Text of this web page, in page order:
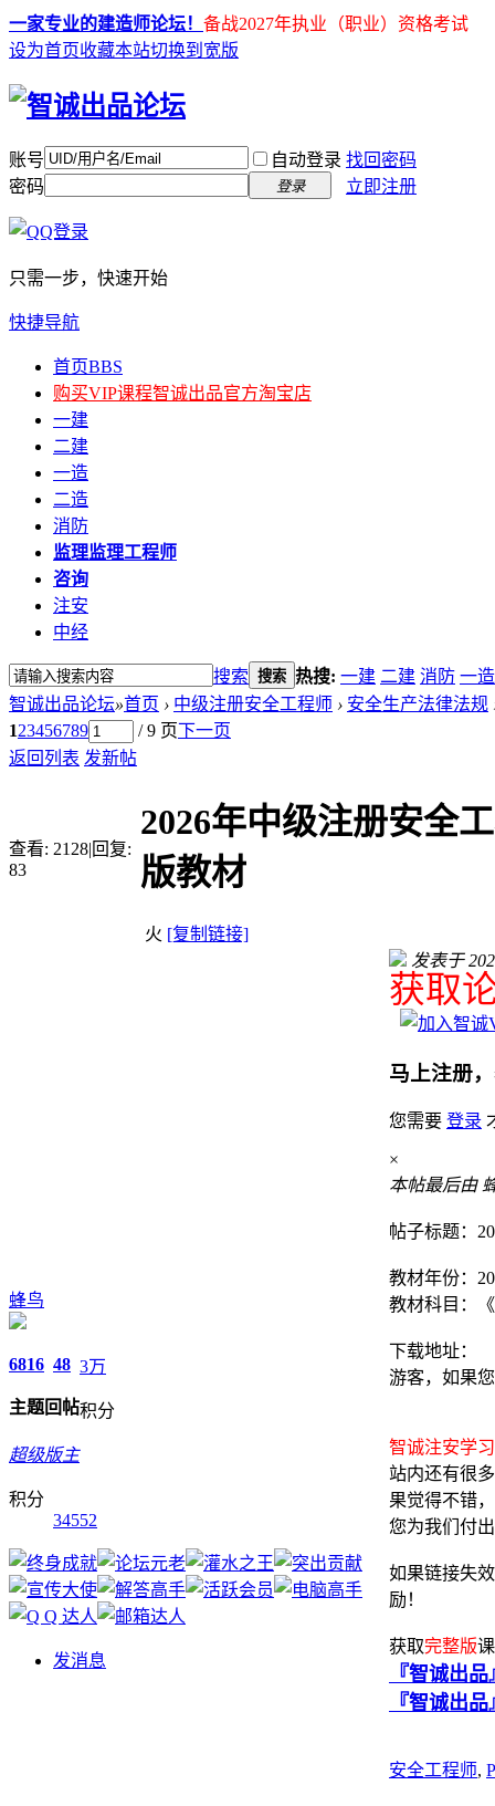
一家专业的建造师论坛！ 备战2027年执业（职业）资格考试
设为首页收藏本站切换到宽版
账号 自动登录 找回密码
密码
登录 立即注册
只需一步，快速开始
快捷导航
首页BBS
购买VIP课程智诚出品官方淘宝店
一建
二建
一造
二造
消防
监理监理工程师
咨询
注安
中经
搜索 搜索 热搜: 一建 二建 消防 一造
智诚出品论坛»首页 › 中级注册安全工程师 › 安全生产法律法规
123456789 / 9 页下一页
返回列表 发新帖
查看: 2128|回复:
83
2026年中级注册安全
版教材
火 [复制链接]
蜂鸟
6816
主题
48
回帖
3万
积分
超级版主
积分
34552
发消息
发表于
获取
马上注册
您需要 登录
×
本帖最后由
帖子标题：
教材年份：
教材科目：
下载地址：
游客，如果
智诚注安学
站内还有很
果觉得不错
您为我们付
如果链接失
励！
获取完整版
『智诚出
『智诚出
安全工程师,